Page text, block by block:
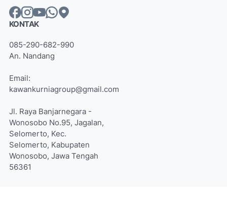
KONTAK
085-290-682-990
An. Nandang
Email:
kawankurniagroup@gmail.com
Jl. Raya Banjarnegara -
Wonosobo No.95, Jagalan,
Selomerto, Kec.
Selomerto, Kabupaten
Wonosobo, Jawa Tengah
56361